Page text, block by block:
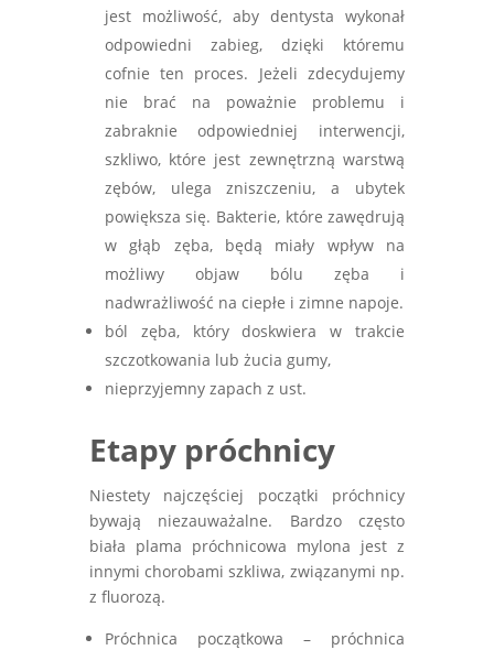
jest możliwość, aby dentysta wykonał
odpowiedni zabieg, dzięki któremu
cofnie ten proces. Jeżeli zdecydujemy
nie brać na poważnie problemu i
zabraknie odpowiedniej interwencji,
szkliwo, które jest zewnętrzną warstwą
zębów, ulega zniszczeniu, a ubytek
powiększa się. Bakterie, które zawędrują
w głąb zęba, będą miały wpływ na
możliwy objaw bólu zęba i
nadwrażliwość na ciepłe i zimne napoje.
ból zęba, który doskwiera w trakcie
szczotkowania lub żucia gumy,
nieprzyjemny zapach z ust.
Etapy próchnicy
Niestety najczęściej początki próchnicy
bywają niezauważalne. Bardzo często
biała plama próchnicowa mylona jest z
innymi chorobami szkliwa, związanymi np.
z fluorozą.
Próchnica początkowa – próchnica